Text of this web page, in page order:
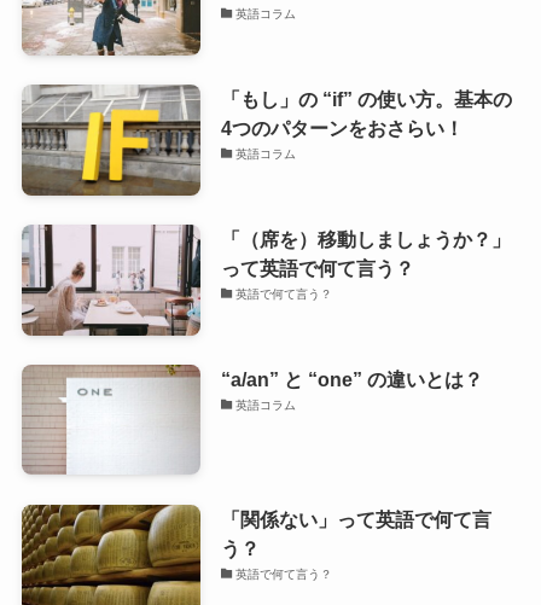
英語コラム
「もし」の “if” の使い方。基本の
4つのパターンをおさらい！
英語コラム
「（席を）移動しましょうか？」
って英語で何て言う？
英語で何て言う？
“a/an” と “one” の違いとは？
英語コラム
「関係ない」って英語で何て言
う？
英語で何て言う？